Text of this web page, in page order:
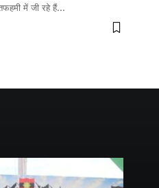
में जी रहे हैं…